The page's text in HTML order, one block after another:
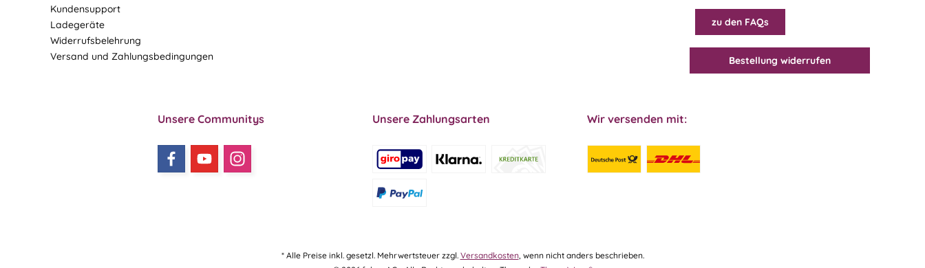
Kundensupport
Ladegeräte
Widerrufsbelehrung
Versand und Zahlungsbedingungen
zu den FAQs
Bestellung widerrufen
Unsere Communitys Unsere Zahlungsarten Wir versenden mit:
* Alle Preise inkl. gesetzl. Mehrwertsteuer zzgl. Versandkosten, wenn nicht anders beschrieben.